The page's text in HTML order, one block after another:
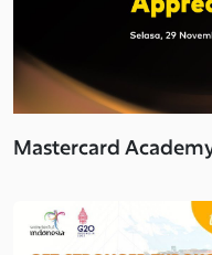
Mastercard